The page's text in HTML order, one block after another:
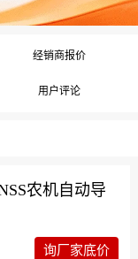
经销商报价
用户评论
农机自动导
询厂家底价